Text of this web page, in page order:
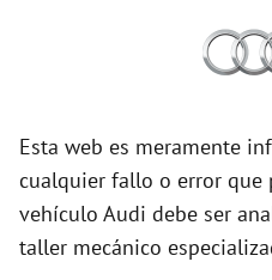
Esta web es meramente
cualquier fallo o error que
vehículo Audi debe ser
taller mecánico